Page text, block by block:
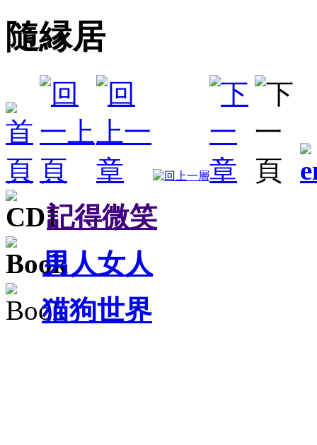
隨縁居
記得微笑
男人女人
猫狗世界